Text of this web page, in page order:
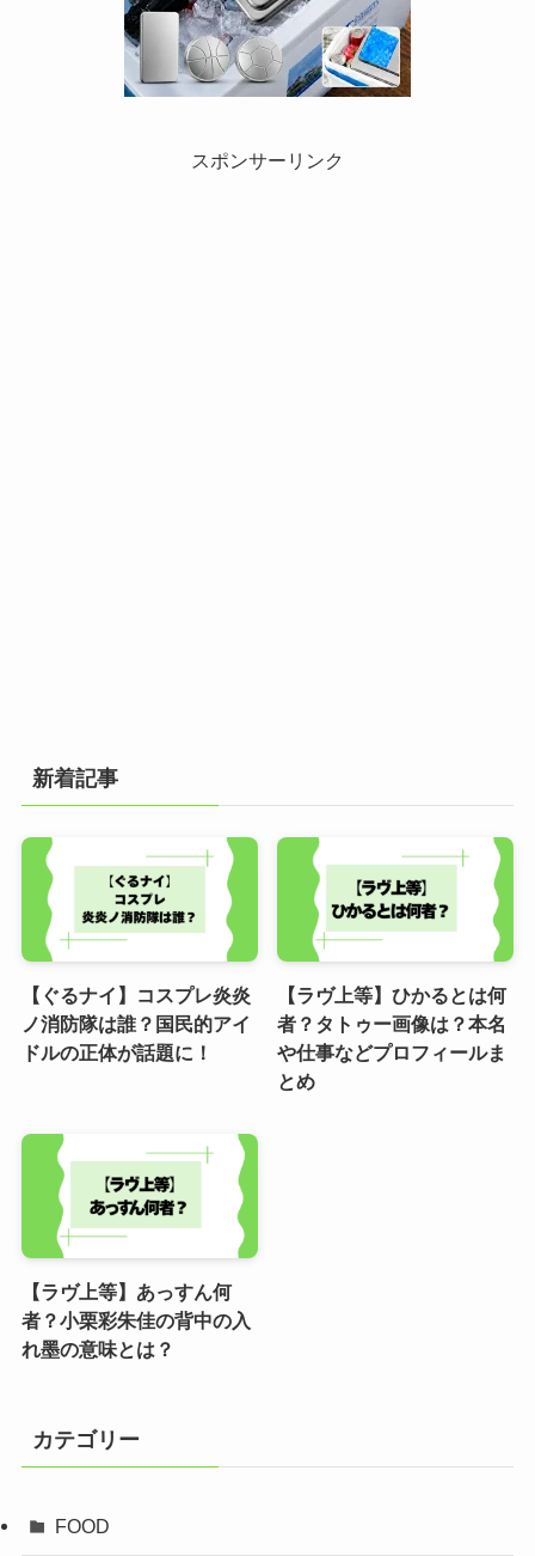
スポンサーリンク
新着記事
【ぐるナイ】コスプレ炎炎
ノ消防隊は誰？国民的アイ
ドルの正体が話題に！
【ラヴ上等】ひかるとは何
者？タトゥー画像は？本名
や仕事などプロフィールま
とめ
【ラヴ上等】あっすん何
者？小栗彩朱佳の背中の入
れ墨の意味とは？
カテゴリー
FOOD